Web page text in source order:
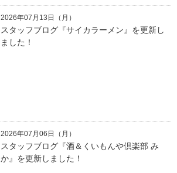
2026年07月13日（月）
スタッフブログ『サイカラーメン』を更新し
ました！
2026年07月06日（月）
スタッフブログ『酒＆くいもんや倶楽部 み
か』を更新しました！